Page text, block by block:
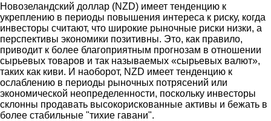
Новозеландский доллар (NZD) имеет тенденцию к
укреплению в периоды повышения интереса к риску, когда
инвесторы считают, что широкие рыночные риски низки, а
перспективы экономики позитивны. Это, как правило,
приводит к более благоприятным прогнозам в отношении
сырьевых товаров и так называемых «сырьевых валют»,
таких как киви. И наоборот, NZD имеет тенденцию к
ослаблению в периоды рыночных потрясений или
экономической неопределенности, поскольку инвесторы
склонны продавать высокорискованные активы и бежать в
более стабильные "тихие гавани".